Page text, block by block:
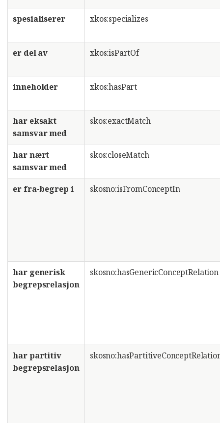
spesialiserer xkos:specializes
er del av xkos:isPartOf
inneholder xkos:hasPart
har eksakt
samsvar med
skos:exactMatch
har nært
samsvar med
skos:closeMatch
er fra-begrep i skosno:isFromConceptIn
har generisk
begrepsrelasjon
skosno:hasGenericConceptRelation
har partitiv
begrepsrelasjon